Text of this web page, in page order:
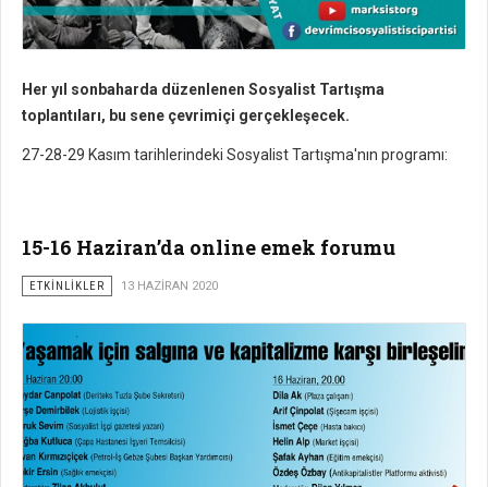
Her yıl sonbaharda düzenlenen Sosyalist Tartışma
toplantıları, bu sene çevrimiçi gerçekleşecek.
27-28-29 Kasım tarihlerindeki Sosyalist Tartışma'nın programı:
15-16 Haziran’da online emek forumu
ETKİNLİKLER 13 HAZIRAN 2020